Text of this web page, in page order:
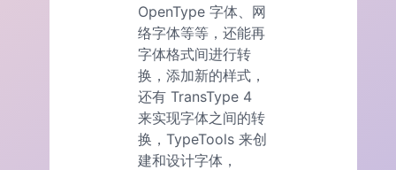
OpenType 字体、网
络字体等等，还能再
字体格式间进行转
换，添加新的样式，
还有 TransType 4
来实现字体之间的转
换，TypeTools 来创
建和设计字体，